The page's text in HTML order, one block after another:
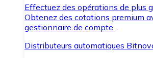
Effectuez des opérations de plus
Obtenez des cotations premium
gestionnaire de compte.
Distributeurs automatiques